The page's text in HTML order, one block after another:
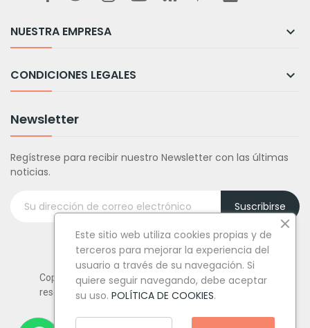
NUESTRA EMPRESA 
CONDICIONES LEGALES 
Newsletter
Regístrese para recibir nuestro Newsletter con las últimas
noticias.
Suscribirse
Copyright © Tufiestamolamazo.com - Todos los derechos
reservados.
Este sitio web utiliza cookies propias y de
terceros para mejorar la experiencia del
usuario a través de su navegación. Si
quiere seguir navegando, debe aceptar
su uso. POLÍTICA DE COOKIES.